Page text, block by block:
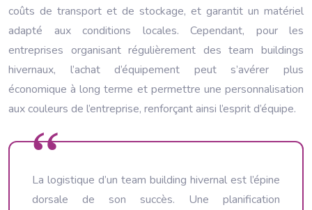
coûts de transport et de stockage, et garantit un matériel
adapté aux conditions locales. Cependant, pour les
entreprises organisant régulièrement des team buildings
hivernaux, l’achat d’équipement peut s’avérer plus
économique à long terme et permettre une personnalisation
aux couleurs de l’entreprise, renforçant ainsi l’esprit d’équipe.
La logistique d’un team building hivernal est l’épine
dorsale de son succès. Une planification